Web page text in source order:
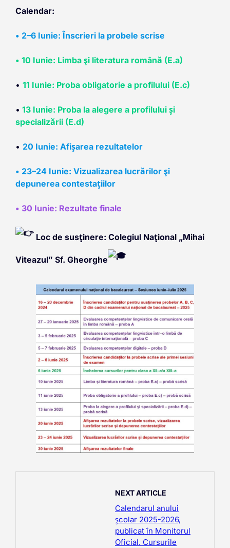
Calendar:
• 2–6 Iunie: Înscrieri la probele scrise
• 10 Iunie: Limba și literatura română (E.a)
• 11 Iunie: Proba obligatorie a profilului (E.c)
• 13 Iunie: Proba la alegere a profilului și
specializării (E.d)
• 20 Iunie: Afișarea rezultatelor
• 23–24 Iunie: Vizualizarea lucrărilor și
depunerea contestațiilor
• 30 Iunie: Rezultate finale
Loc de susținere: Colegiul Național „Mihai
Viteazul” Sf. Gheorghe
NEXT ARTICLE
Calendarul anului
școlar 2025-2026,
publicat în Monitorul
Oficial. Cursurile